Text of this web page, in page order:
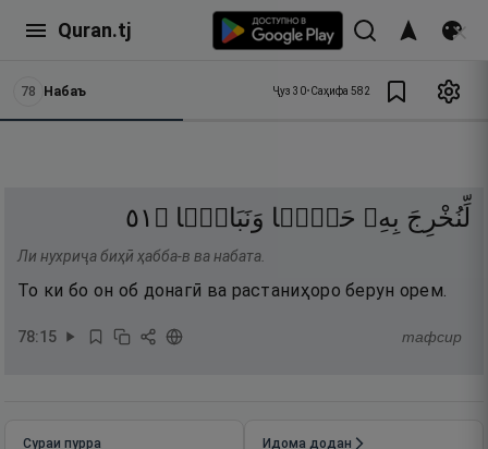
Quran.tj
78 Набаъ Ҷуз 30•Саҳифа 582
لِّنُخْرِجَ بِهِۦ حَبًّۭا وَنَبَاتًۭا ۝ ١٥
Ли нухриҷа биҳӣ ҳабба-в ва набата.
То ки бо он об донагӣ ва растаниҳоро берун орем.
78:15 тафсир
Сураи пурра Идома додан